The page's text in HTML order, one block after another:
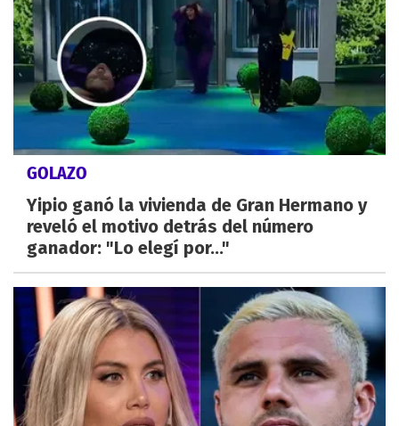
GOLAZO
Yipio ganó la vivienda de Gran Hermano y
reveló el motivo detrás del número
ganador: "Lo elegí por..."